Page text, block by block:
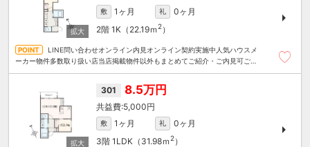
敷 1ヶ月 礼
0ヶ月
2階 1K（22.19ｍ 2）
LINE問い合わせオンライン内見オンライン契約実施中人気ハウスメ
ーカー物件多数取り扱い店当店掲載物件以外もまとめてご紹介・ご内見可ご予
301 8.5万円
5,000円
敷 1ヶ月 礼
0ヶ月
3階 1LDK（31.98ｍ 2）